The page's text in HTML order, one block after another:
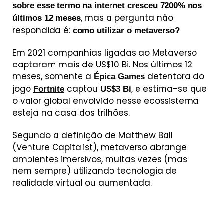
sobre esse termo na internet cresceu 7200% nos
últimos 12 meses, mas a pergunta não
respondida é: como utilizar o metaverso?
Em 2021 companhias ligadas ao Metaverso
captaram mais de US$10 Bi. Nos últimos 12
meses, somente a Épica Games detentora do
jogo Fortnite captou US$3 Bi, e estima-se que
o valor global envolvido nesse ecossistema
esteja na casa dos trilhões.
Segundo a definição de Matthew Ball
(Venture Capitalist), metaverso abrange
ambientes imersivos, muitas vezes (mas
nem sempre) utilizando tecnologia de
realidade virtual ou aumentada.